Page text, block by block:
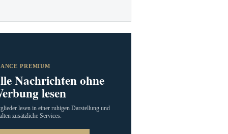
PREMIUM
Nachrichten ohne
lesen
lesen in einer ruhigen Darstellung und
zusätzliche Services.